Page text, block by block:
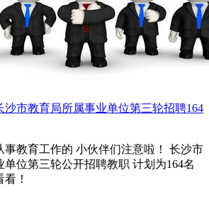
沙市教育局所属事业单位第三轮招聘164
事教育工作的 小伙伴们注意啦！ 长沙市
单位第三轮公开招聘教职 计划为164名
！